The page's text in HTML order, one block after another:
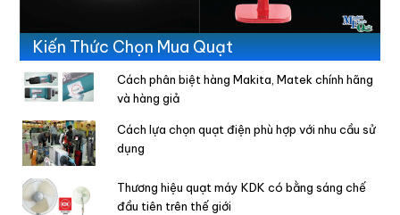
Kiến Thức Chọn Mua Quạt
Cách phân biệt hàng Makita, Matek chính hãng
và hàng giả
Cách lựa chọn quạt điện phù hợp với nhu cầu sử
dụng
Thương hiệu quạt máy KDK có bằng sáng chế
đầu tiên trên thế giới